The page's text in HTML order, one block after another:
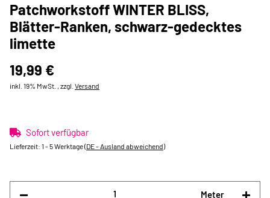
Patchworkstoff WINTER BLISS,
Blätter-Ranken, schwarz-gedecktes
limette
19,99 €
inkl. 19% MwSt. , zzgl. Versand
Sofort verfügbar
Lieferzeit: 1 - 5 Werktage(DE - Ausland abweichend)
Meter